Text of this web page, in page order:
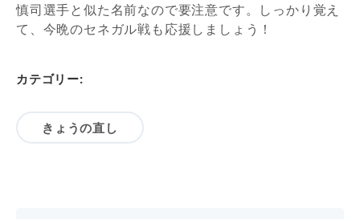
慎司選手と似た名前なので要注意です。しっかり覚え
て、今晩のセネガル戦も応援しましょう！
カテゴリー:
きょうの直し